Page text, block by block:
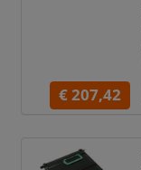
€ 207,42